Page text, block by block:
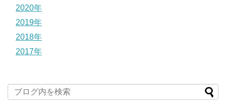
2020年
2019年
2018年
2017年